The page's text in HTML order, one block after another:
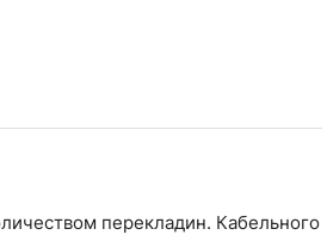
перекладин. Кабельного